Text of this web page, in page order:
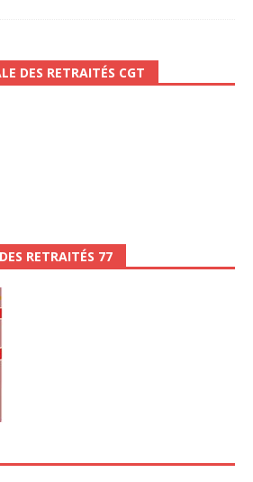
DES RETRAITÉS CGT
RETRAITÉS 77